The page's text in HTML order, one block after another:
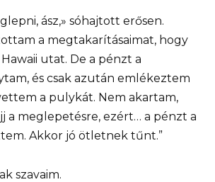
ász,» sóhajtott erősen.
a megtakarításaimat, hogy
utat. De a pénzt a
és csak azután emlékeztem
a pulykát. Nem akartam,
a meglepetésre, ezért… a pénzt a
Akkor jó ötletnek tűnt.”
szavaim.